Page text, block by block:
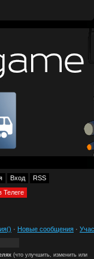
Вход
RSS
Телеге
· Новые сообщения ·
(что улучшить, изменить или